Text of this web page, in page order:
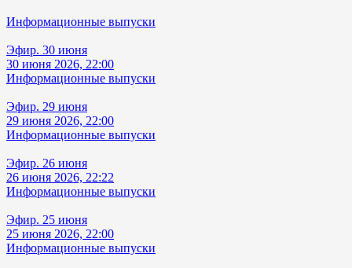
Информационные выпуски
Эфир. 30 июня
30 июня 2026, 22:00
Информационные выпуски
Эфир. 29 июня
29 июня 2026, 22:00
Информационные выпуски
Эфир. 26 июня
26 июня 2026, 22:22
Информационные выпуски
Эфир. 25 июня
25 июня 2026, 22:00
Информационные выпуски